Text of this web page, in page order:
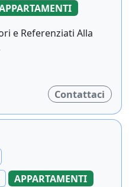
e Referenziati Alla
Contattaci
APPARTAMENTI